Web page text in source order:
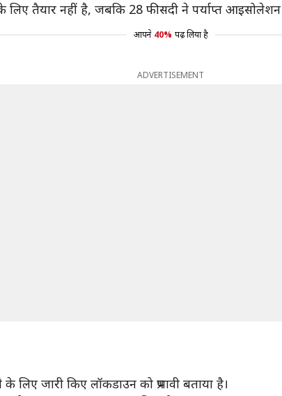
तैयार नहीं है, जबकि 28 फीसदी ने पर्याप्त
आपने 40% पढ़ लिया है
ADVERTISEMENT
जारी किए लॉकडाउन को प्रभावी बताया है।